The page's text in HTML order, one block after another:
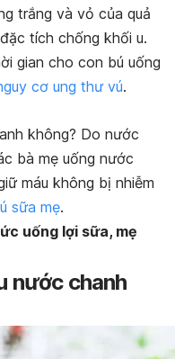
trắng và vỏ của quả
tích chống khối u.
gian cho con bú uống
cơ ung thư vú.
không? Do nước
bà mẹ uống nước
máu không bị nhiễm
sữa mẹ.
uống lợi sữa, mẹ
nước chanh